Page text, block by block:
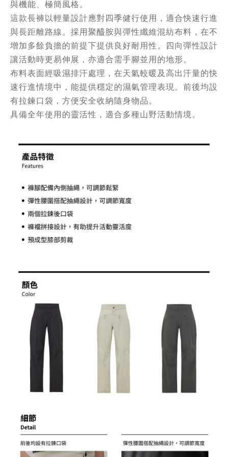
與機能、極簡風格。
這款長褲以輕量設計應對四季健行使用，適合快速行進
與長距離路線。採用聚醯胺與彈性纖維混紡布料，在不
增加多餘負擔的前提下提供良好耐用性。四向彈性設計
讓活動時更易伸展，亦適合需手腳並用的地形。
布料表面經吸濕排汗處理，在天氣較暖及高出汗量的快
速行進情境中，能提供穩定的濕氣管理表現。前後均設
有拉鍊口袋，方便安全收納隨身物品。
具備全年使用的靈活性，適合多種山野活動情境。